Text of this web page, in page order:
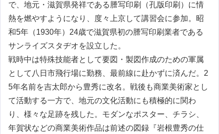
で、地元・滋賀県発祥である謄写印刷（孔版印刷）に情
熱を燃やすようになり、度々上京して講習会に参加。昭
和5年（1930年）24歳で滋賀県初の謄写印刷業者である
サンライズスタヂオを設立した。
戦時中は特殊技能者として要図・製図作成のための軍属
として八日市飛行場に勤務、最前線に赴かずに済んだ。2
5年名前を吉太郎から豊秀に改名。戦後も商業美術家とし
て活動する一方で、地元の文化活動にも積極的に関わ
り、様々な足跡を残した。モダンなポスター、チラシ、
年賀状などの商業美術作品は前述の図録『岩根豊秀の仕